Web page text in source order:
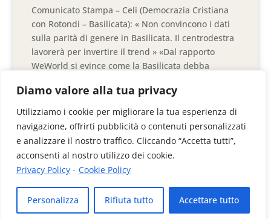
Diamo valore alla tua privacy
Utilizziamo i cookie per migliorare la tua esperienza di
navigazione, offrirti pubblicità o contenuti personalizzati
e analizzare il nostro traffico. Cliccando “Accetta tutti”,
acconsenti al nostro utilizzo dei cookie.
Privacy Policy - Cookie Policy
Personalizza Rifiuta tutto Accettare tutto
Comunicato Stampa – Celi (Democrazia Cristiana
con Rotondi – Basilicata): « Non convincono i dati
sulla parità di genere in Basilicata. Il centrodestra
lavorerà per invertire il trend » «Dal rapporto
WeWorld si evince come la Basilicata debba
leggi di più...
« Articoli Precedenti Articoli Successivi »
Videoimage di Colangelo Donato & C. Sas
Via Anzio, 41/B - 85100 Potenza